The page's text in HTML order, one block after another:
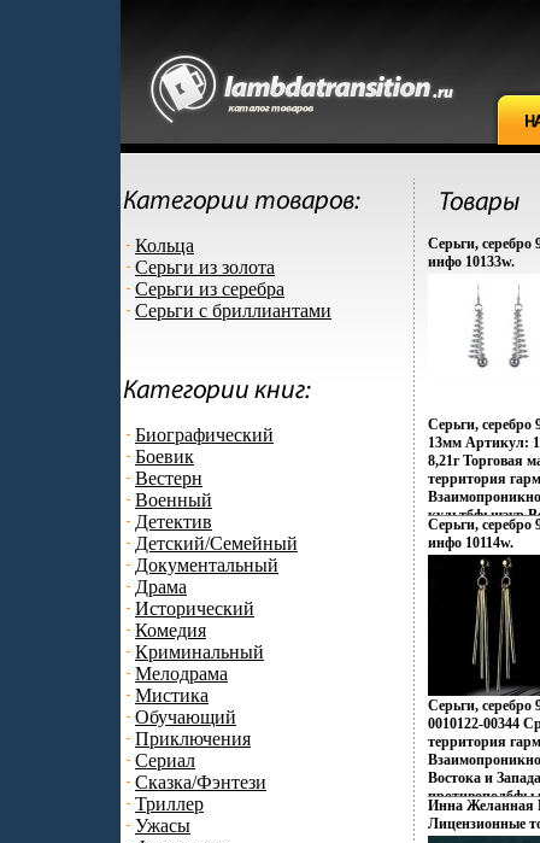
Кольца
Серьги из золота
Серьги из серебра
Серьги с бриллиантами
Биографический
Боевик
Вестерн
Военный
Детектив
Детский/Семейный
Документальный
Драма
Исторический
Комедия
Криминальный
Мелодрама
Мистика
Обучающий
Приключения
Сериал
Сказка/Фэнтези
Триллер
Ужасы
Серьги, серебро
инфо 10133w.
Серьги,
13мм Артикул:
8,21г Торговая
территория
культбфьщэур
контрастов и
Настроения
французских
индийских
рифов и
динамика моды
это
Zen Zone
традиционному
украшений, как
Украшения Zen
избранных –
создавать свой
приобретая при
уверенность в
Серьги, серебро
инфо 10114w.
Серьги, серебро
0010122-00344
территория
Востока и
неонового
кофеин,
Инна Желанная
Лицензионные